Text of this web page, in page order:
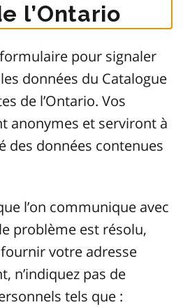
l’Ontario
pour signaler
données du Catalogue
de l’Ontario. Vos
anonymes et serviront à
des données contenues
l’on communique avec
problème est résolu,
votre adresse
n’indiquez pas de
tels que :